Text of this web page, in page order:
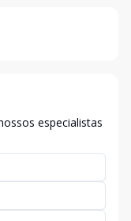
especialistas